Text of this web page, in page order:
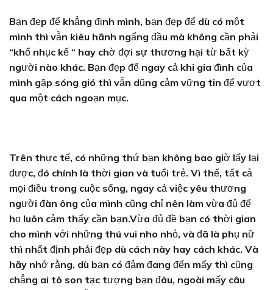
Bạn đẹp để khẳng định mình, bạn đẹp để dù có một
mình thì vẫn kiêu hãnh ngẩng đầu mà không cần phải
“khổ nhục kế “ hay chờ đợi sự thương hại từ bất kỳ
người nào khác. Bạn đẹp để ngay cả khi gia đình của
mình gặp sóng gió thì vẫn dũng cảm vững tin để vượt
qua một cách ngoạn mục.
Trên thực tế, có những thứ bạn không bao giờ lấy lại
được, đó chính là thời gian và tuổi trẻ. Vì thế, tất cả
mọi điều trong cuộc sống, ngay cả việc yêu thương
người đàn ông của mình cũng chỉ nên làm vừa đủ để
họ luôn cảm thấy cần bạn.Vừa đủ đề bạn có thời gian
cho mình với những thú vui nho nhỏ, và đã là phụ nữ
thì nhất định phải đẹp dù cách này hay cách khác. Và
hãy nhớ rằng, dù bạn có đảm đang đến mấy thì cũng
chẳng ai tô son tạc tượng bạn đâu, ngoài mấy câu